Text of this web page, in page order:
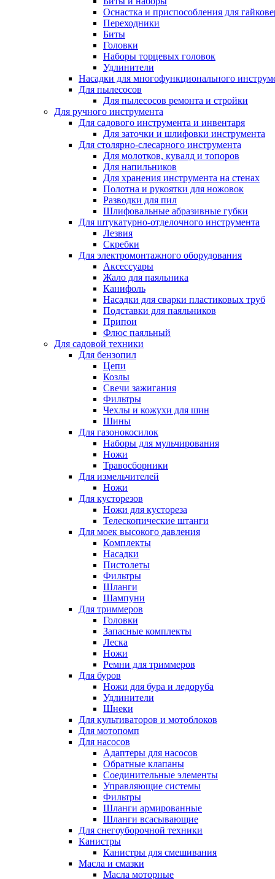
Оснастка и приспособления для
Переходники
Биты
Головки
Наборы торцевых головок
Удлинители
Насадки для многофункционального
Для пылесосов
Для пылесосов ремонта и стройки
Для ручного инструмента
Для садового инструмента и инвентаря
Для заточки и шлифовки инструмента
Для столярно-слесарного инструмента
Для молотков, кувалд и топоров
Для напильников
Для хранения инструмента на стенах
Полотна и рукоятки для ножовок
Разводки для пил
Шлифовальные абразивные губки
Для штукатурно-отделочного инструмента
Лезвия
Скребки
Для электромонтажного оборудования
Аксессуары
Жало для паяльника
Канифоль
Насадки для сварки пластиковых труб
Подставки для паяльников
Припои
Флюс паяльный
Для садовой техники
Для бензопил
Цепи
Козлы
Свечи зажигания
Фильтры
Чехлы и кожухи для шин
Шины
Для газонокосилок
Наборы для мульчирования
Ножи
Травосборники
Для измельчителей
Ножи
Для кусторезов
Ножи для кустореза
Телескопические штанги
Для моек высокого давления
Комплекты
Насадки
Пистолеты
Фильтры
Шланги
Шампуни
Для триммеров
Головки
Запасные комплекты
Леска
Ножи
Ремни для триммеров
Для буров
Ножи для бура и ледоруба
Удлинители
Шнеки
Для культиваторов и мотоблоков
Для мотопомп
Для насосов
Адаптеры для насосов
Обратные клапаны
Соединительные элементы
Управляющие системы
Фильтры
Шланги армированные
Шланги всасывающие
Для снегоуборочной техники
Канистры
Канистры для смешивания
Масла и смазки
Масла моторные